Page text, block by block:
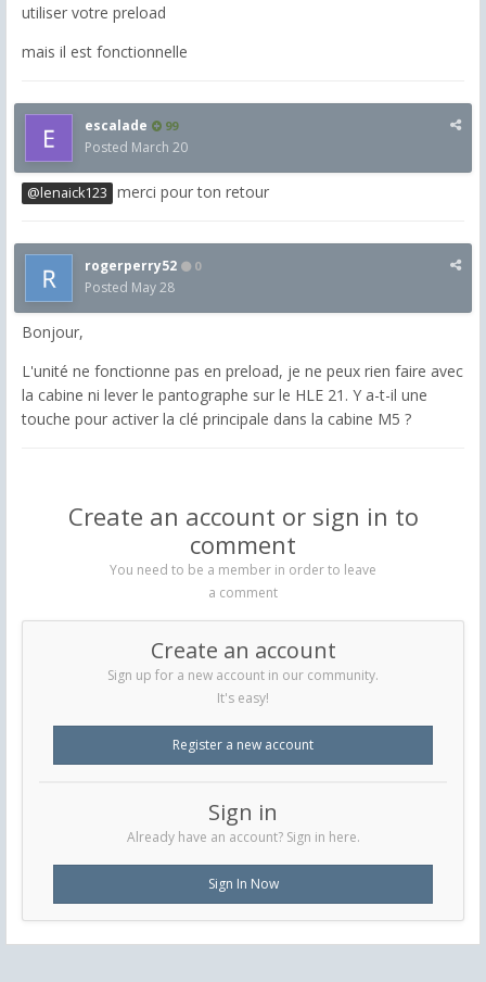
utiliser votre preload
mais il est fonctionnelle
escalade 99
Posted March 20
@lenaick123 merci pour ton retour
rogerperry52 0
Posted May 28
Bonjour,
L'unité ne fonctionne pas en preload, je ne peux rien faire avec
la cabine ni lever le pantographe sur le HLE 21. Y a-t-il une
touche pour activer la clé principale dans la cabine M5 ?
Create an account or sign in to
comment
You need to be a member in order to leave
a comment
Create an account
Sign up for a new account in our community.
It's easy!
Register a new account
Sign in
Already have an account? Sign in here.
Sign In Now